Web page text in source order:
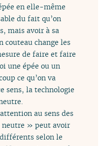
en elle-même
du fait qu’on
mais avoir à sa
couteau change les
de faire et faire
une épée ou un
ce qu’on va
sens, la technologie
au sens des
neutre » peut avoir
selon le